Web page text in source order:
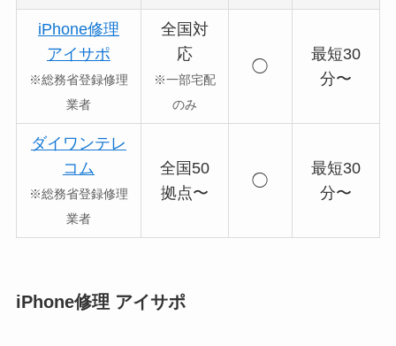
iPhone修理
アイサポ
※総務省登録修理
業者
全国対
応
※一部宅配
のみ
◯
最短30
分〜
ダイワンテレ
コム
※総務省登録修理
業者
全国50
拠点〜
◯
最短30
分〜
iPhone修理 アイサポ